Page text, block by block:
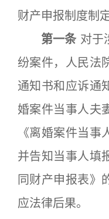
财产申报制度制
第一条 对于
纷案件，人民法
通知书和应诉通
婚案件当事人夫
《离婚案件当事
并告知当事人填
同财产申报表》
应法律后果。